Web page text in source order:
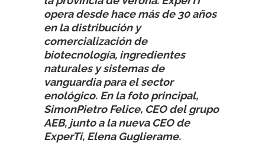
opera desde hace más de 30 años
en la distribución y
comercialización de
biotecnología, ingredientes
naturales y sistemas de
vanguardia para el sector
enológico. En la foto principal,
SimonPietro Felice, CEO del grupo
AEB, junto a la nueva CEO de
ExperTi, Elena Guglierame.